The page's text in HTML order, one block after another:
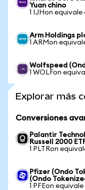
Yuan chino
1 IJHon equivale
Arm Holdings
1 ARMon
Wolfspeed
1 WOLFon
Explorar más
Conversiones
Palantir
Russell 2000
1 PLTRon
Pfizer (Ondo
(Ondo
1 PFEon